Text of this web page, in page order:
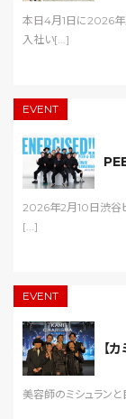
本日4月1日に2026
入社い[...]
EVENT
2026年2月10日渋谷
[...]
EVENT
【
美容師のミシュラン